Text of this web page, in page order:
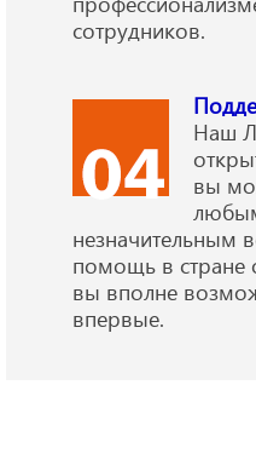
сотрудников.
Наш
вы
незначительным
помощь в стране
вы вполне
впервые.